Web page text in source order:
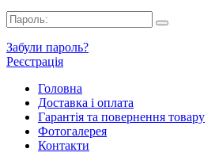
Забули пароль?
Реєстрація
Головна
Доставка і оплата
Гарантія та повернення товару
Фотогалерея
Контакти